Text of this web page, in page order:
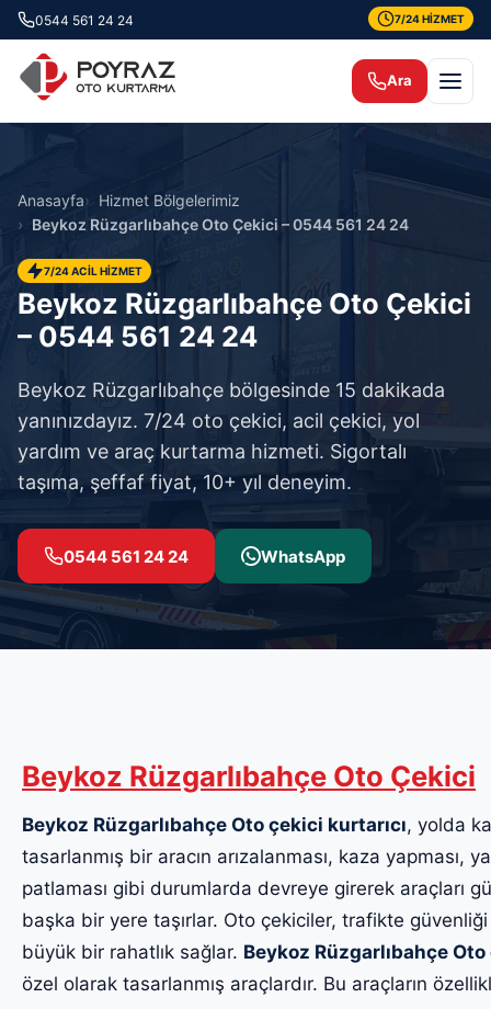
0544 561 24 24 7/24 HİZMET
Ara
Anasayfa
Hizmet Bölgelerimiz
Beykoz Rüzgarlıbahçe Oto Çekici – 0544 561 24 24
7/24 ACİL HİZMET
Beykoz Rüzgarlıbahçe Oto Çekici
– 0544 561 24 24
Beykoz Rüzgarlıbahçe bölgesinde 15 dakikada
yanınızdayız. 7/24 oto çekici, acil çekici, yol
yardım ve araç kurtarma hizmeti. Sigortalı
taşıma, şeffaf fiyat, 10+ yıl deneyim.
0544 561 24 24 WhatsApp
Beykoz Rüzgarlıbahçe Oto Çekici
Beykoz Rüzgarlıbahçe Oto çekici kurtarıcı, yolda
tasarlanmış bir aracın arızalanması, kaza yapması,
patlaması gibi durumlarda devreye girerek araçları
başka bir yere taşırlar. Oto çekiciler, trafikte
büyük bir rahatlık sağlar. Beykoz Rüzgarlıbahçe
özel olarak tasarlanmış araçlardır. Bu araçların